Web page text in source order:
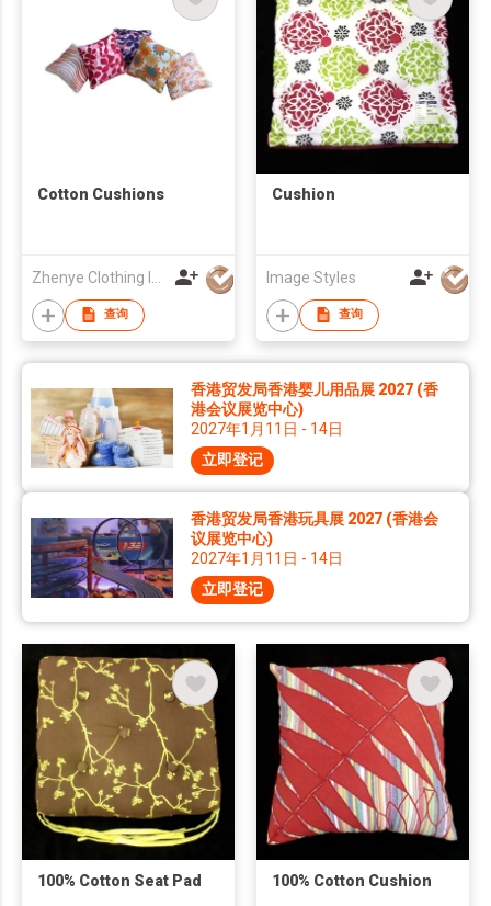
Cotton Cushions
查询
Cushion
Image Styles
查询
香港贸发局香港婴儿用品展 2027 (香
港会议展览中心)
2027年1月11日 - 14日
立即登记
香港贸发局香港玩具展 2027 (香港会
议展览中心)
2027年1月11日 - 14日
立即登记
100% Cotton Seat Pad 100% Cotton Cushion